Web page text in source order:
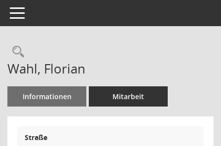
Toggle navigation
Rechercheauswahl
Wahl, Florian
Informationen Mitarbeit
Straße